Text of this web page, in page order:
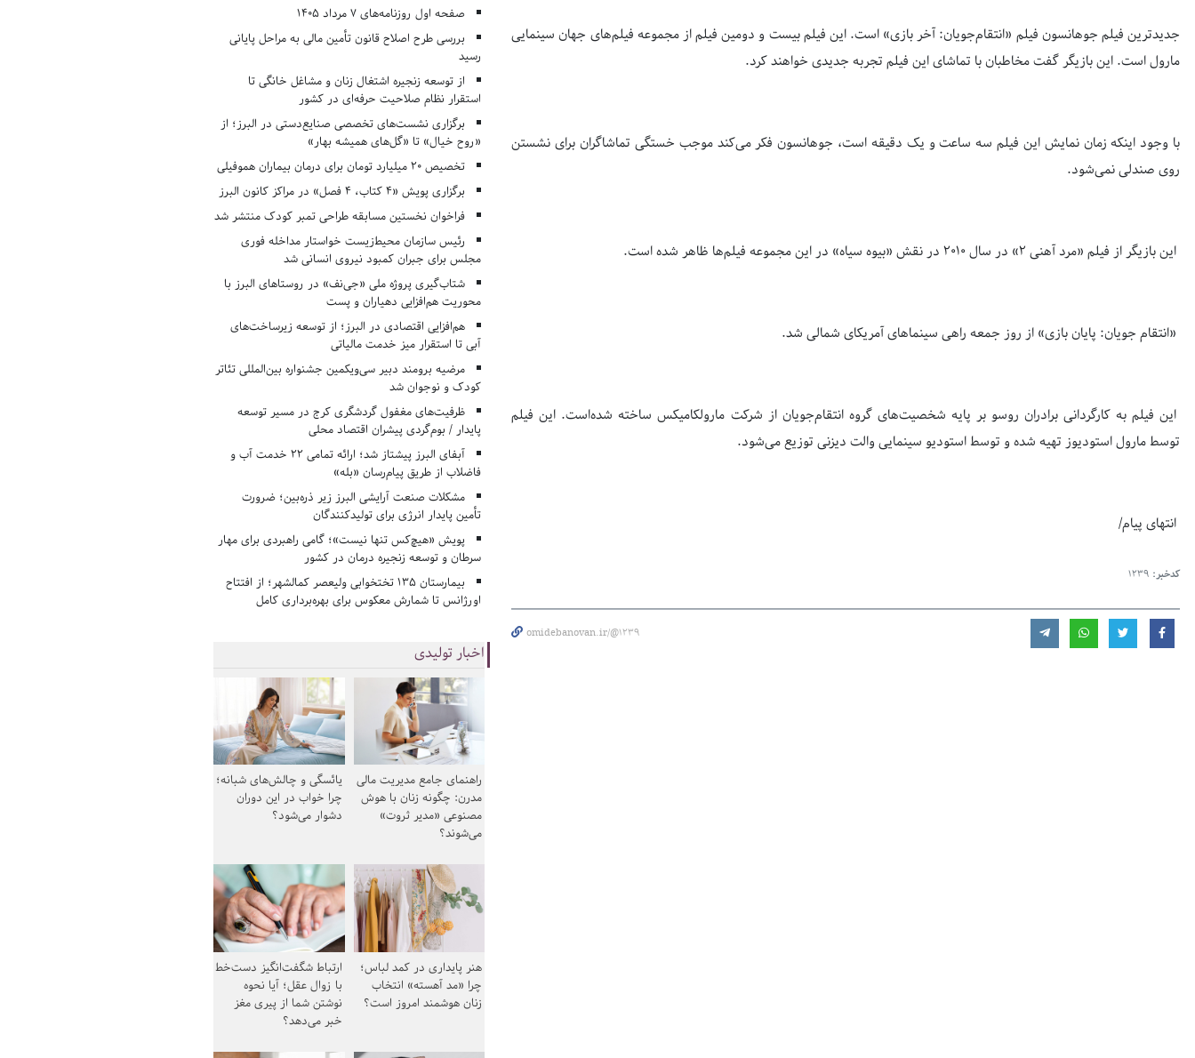
جدیدترین فیلم جوهانسون فیلم «انتقام‌جویان: آخر بازی» است. این فیلم بیست و دومین فیلم از مجموعه فیلم‌های جهان سینمایی
مارول است. این بازیگر گفت مخاطبان با تماشای این فیلم تجربه جدیدی خواهند کرد.
با وجود اینکه زمان نمایش این فیلم سه ساعت و یک دقیقه است، جوهانسون فکر می‌کند موجب خستگی تماشاگران برای نشستن
روی صندلی نمی‌شود.
این بازیگر از فیلم «مرد آهنی 2» در سال 2010 در نقش «بیوه سیاه» در این مجموعه فیلم‌ها ظاهر شده است.
«انتقام جویان: پایان بازی» از روز جمعه راهی سینماهای آمریکای شمالی شد.
این فیلم به کارگردانی برادران روسو بر پایه شخصیت‌های گروه انتقام‌جویان از شرکت مارولکامیکس ساخته شده‌است. این فیلم
توسط مارول استودیوز تهیه شده و توسط استودیو سینمایی والت دیزنی توزیع می‌شود.
انتهای پیام/
کدخبر: 1239
omidebanovan.ir/@1239
صفحه اول روزنامه‌های 7 مرداد 1405
بررسی طرح اصلاح قانون تأمین مالی به مراحل پایانی
رسید
از توسعه زنجیره اشتغال زنان و مشاغل خانگی تا
استقرار نظام صلاحیت حرفه‌ای در کشور
برگزاری نشست‌های تخصصی صنایع‌دستی در البرز؛ از
«روح خیال» تا «گل‌های همیشه بهار»
تخصیص ۲۰ میلیارد تومان برای درمان بیماران هموفیلی
برگزاری پویش «۴ کتاب، ۴ فصل» در مراکز کانون البرز
فراخوان نخستین مسابقه طراحی تمبر کودک منتشر شد
رئیس سازمان محیط‌زیست خواستار مداخله فوری
مجلس برای جبران کمبود نیروی انسانی شد
شتاب‌گیری پروژه ملی «جی‌نف» در روستاهای البرز با
محوریت هم‌افزایی دهیاران و پست
هم‌افزایی اقتصادی در البرز؛ از توسعه زیرساخت‌های
آبی تا استقرار میز خدمت مالیاتی
مرضیه برومند دبیر سی‌ویکمین جشنواره بین‌المللی تئاتر
کودک و نوجوان شد
ظرفیت‌های مغفول گردشگری کرج در مسیر توسعه
پایدار / بوم‌گردی پیشران اقتصاد محلی
آبفای البرز پیشتاز شد؛ ارائه تمامی ۲۲ خدمت آب و
فاضلاب از طریق پیام‌رسان «بله»
مشکلات صنعت آرایشی البرز زیر ذره‌بین؛ ضرورت
تأمین پایدار انرژی برای تولیدکنندگان
پویش «هیچ‌کس تنها نیست»؛ گامی راهبردی برای مهار
سرطان و توسعه زنجیره درمان در کشور
بیمارستان ۱۳۵ تختخوابی ولیعصر کمالشهر؛ از افتتاح
اورژانس تا شمارش معکوس برای بهره‌برداری کامل
اخبار تولیدی
راهنمای جامع مدیریت مالی
مدرن: چگونه زنان با هوش
مصنوعی «مدیر ثروت»
می‌شوند؟
یائسگی و چالش‌های شبانه؛
چرا خواب در این دوران
دشوار می‌شود؟
هنر پایداری در کمد لباس؛
چرا «مد آهسته» انتخاب
زنان هوشمند امروز است؟
ارتباط شگفت‌انگیز دست‌خط
با زوال عقل؛ آیا نحوه
نوشتن شما از پیری مغز
خبر می‌دهد؟